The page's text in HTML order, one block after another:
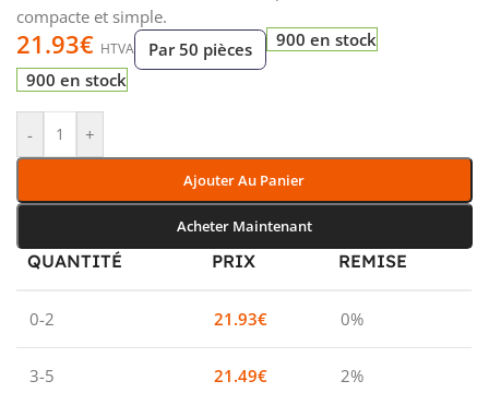
compacte et simple.
21.93€ HTVA Par 50 pièces
900 en stock
900 en stock
- +
Ajouter Au Panier
Acheter Maintenant
QUANTITÉ PRIX REMISE
0-2 21.93€ 0%
3-5 21.49€ 2%